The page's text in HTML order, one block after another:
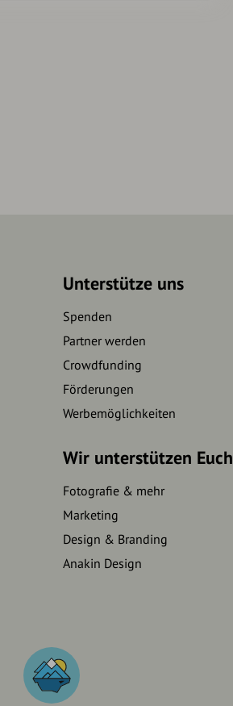
Unterstütze uns
Spenden
Partner werden
Crowdfunding
Förderungen
Werbemöglichkeiten
Wir unterstützen Euch
Fotografie & mehr
Marketing
Design & Branding
Anakin Design